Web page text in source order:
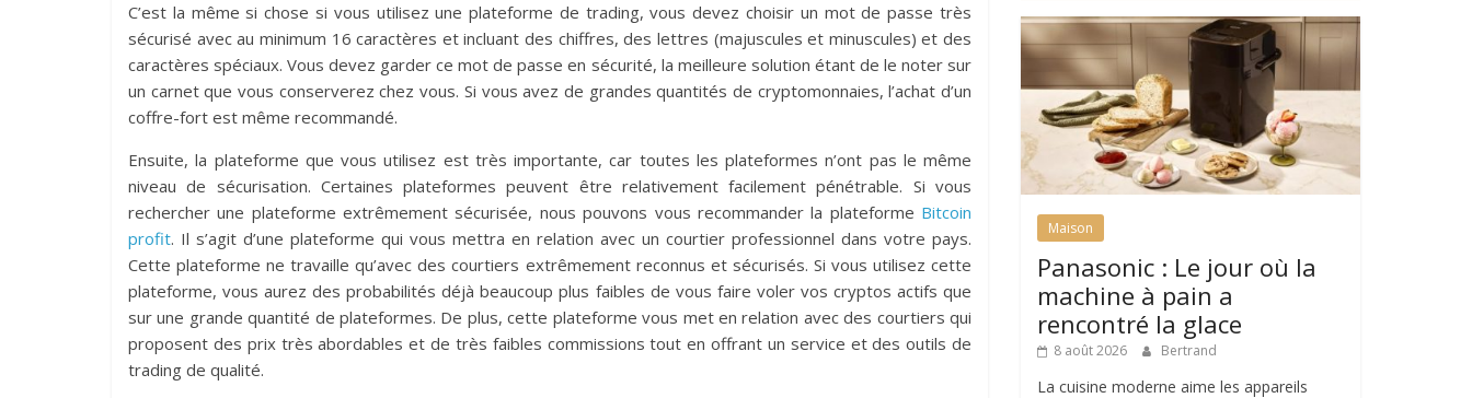
C’est la même si chose si vous utilisez une plateforme de trading, vous devez choisir un mot de passe très
sécurisé avec au minimum 16 caractères et incluant des chiffres, des lettres (majuscules et minuscules) et des
caractères spéciaux. Vous devez garder ce mot de passe en sécurité, la meilleure solution étant de le noter sur
un carnet que vous conserverez chez vous. Si vous avez de grandes quantités de cryptomonnaies, l’achat d’un
coffre-fort est même recommandé.
Ensuite, la plateforme que vous utilisez est très importante, car toutes les plateformes n’ont pas le même
niveau de sécurisation. Certaines plateformes peuvent être relativement facilement pénétrable. Si vous
rechercher une plateforme extrêmement sécurisée, nous pouvons vous recommander la plateforme Bitcoin
profit. Il s’agit d’une plateforme qui vous mettra en relation avec un courtier professionnel dans votre pays.
Cette plateforme ne travaille qu’avec des courtiers extrêmement reconnus et sécurisés. Si vous utilisez cette
plateforme, vous aurez des probabilités déjà beaucoup plus faibles de vous faire voler vos cryptos actifs que
sur une grande quantité de plateformes. De plus, cette plateforme vous met en relation avec des courtiers qui
proposent des prix très abordables et de très faibles commissions tout en offrant un service et des outils de
trading de qualité.
Maison
Panasonic : Le jour où la
machine à pain a
rencontré la glace
8 août 2026 Bertrand
La cuisine moderne aime les appareils